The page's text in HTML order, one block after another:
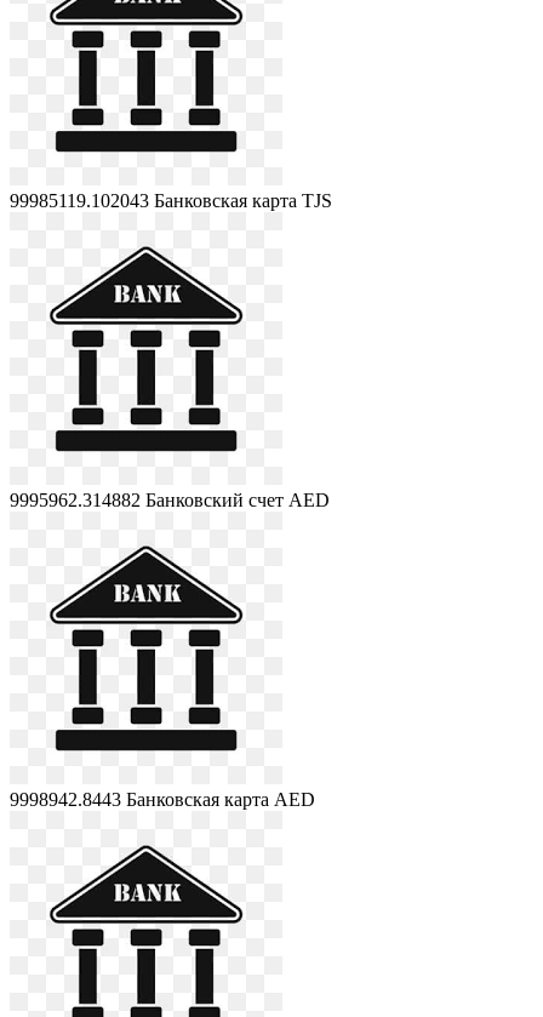
99985119.102043 Банковская карта TJS
9995962.314882 Банковский счет AED
9998942.8443 Банковская карта AED